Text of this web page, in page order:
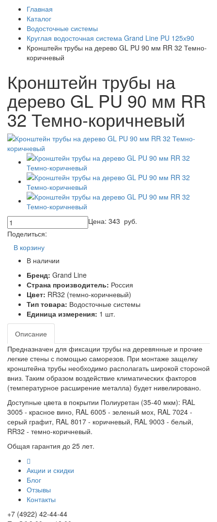
Главная
Каталог
Водосточные системы
Круглая водосточная система Grand Line PU 125х90
Кронштейн трубы на дерево GL PU 90 мм RR 32 Темно-
коричневый
Кронштейн трубы на
дерево GL PU 90 мм RR
32 Темно-коричневый
Цена: 343 руб.
Поделиться:
В корзину
В наличии
Бренд: Grand Line
Страна производитель: Россия
Цвет: RR32 (темно-коричневый)
Тип товара: Водосточные системы
Единица измерения: 1 шт.
Описание
Предназначен для фиксации трубы на деревянные и прочие
легкие стены с помощью саморезов. При монтаже защелку
кронштейна трубы необходимо располагать широкой стороной
вниз. Таким образом воздействие климатических факторов
(температурное расширение металла) будет нивелировано.
Доступные цвета в покрытии Полиуретан (35-40 мкм): RAL
3005 - красное вино, RAL 6005 - зеленый мох, RAL 7024 -
серый графит, RAL 8017 - коричневый, RAL 9003 - белый,
RR32 - темно-коричневый.
Общая гарантия до 25 лет.
Акции и скидки
Блог
Отзывы
Контакты
+7 (4922) 42-44-44